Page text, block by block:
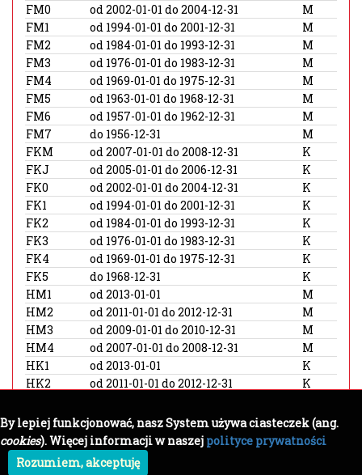
FM0
od 2002-01-01 do 2004-12-31
M
FM1
od 1994-01-01 do 2001-12-31
M
FM2
od 1984-01-01 do 1993-12-31
M
FM3
od 1976-01-01 do 1983-12-31
M
FM4
od 1969-01-01 do 1975-12-31
M
FM5
od 1963-01-01 do 1968-12-31
M
FM6
od 1957-01-01 do 1962-12-31
M
FM7
do 1956-12-31
M
FKM
od 2007-01-01 do 2008-12-31
K
FKJ
od 2005-01-01 do 2006-12-31
K
FK0
od 2002-01-01 do 2004-12-31
K
FK1
od 1994-01-01 do 2001-12-31
K
FK2
od 1984-01-01 do 1993-12-31
K
FK3
od 1976-01-01 do 1983-12-31
K
FK4
od 1969-01-01 do 1975-12-31
K
FK5
do 1968-12-31
K
HM1
od 2013-01-01
M
HM2
od 2011-01-01 do 2012-12-31
M
HM3
od 2009-01-01 do 2010-12-31
M
HM4
od 2007-01-01 do 2008-12-31
M
HK1
od 2013-01-01
K
HK2
od 2011-01-01 do 2012-12-31
K
HK4
od 2007-01-01 do 2008-12-31 K
By lepiej funkcjonować, nasz System używa ciasteczek (ang.
cookies). Więcej informacji w naszej polityce prywatności
Rozumiem, akceptuję